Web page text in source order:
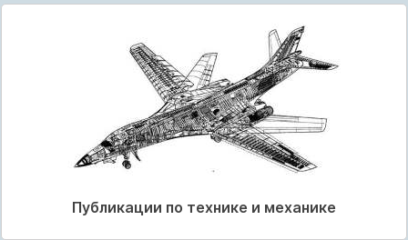
Публикации по технике и механике